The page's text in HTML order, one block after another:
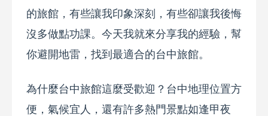
的旅館，有些讓我印象深刻，有些卻讓我後悔
沒多做點功課。今天我就來分享我的經驗，幫
你避開地雷，找到最適合的台中旅館。
為什麼台中旅館這麼受歡迎？台中地理位置方
便，氣候宜人，還有許多熱門景點如逢甲夜